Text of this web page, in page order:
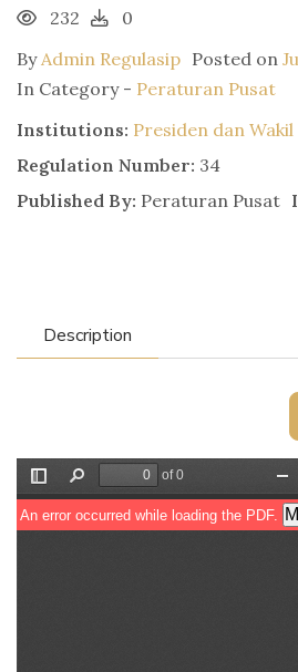
232
0
ByAdmin Regulasip Posted on
In Category - Peraturan Pusat
Institutions: Presiden dan
Regulation Number: 34
Published By: Peraturan Pusat
Description